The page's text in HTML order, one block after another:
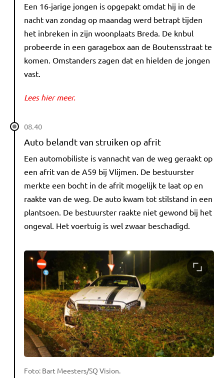
Een 16-jarige jongen is opgepakt omdat hij in de
nacht van zondag op maandag werd betrapt tijden
het inbreken in zijn woonplaats Breda. De knbul
probeerde in een garagebox aan de Boutensstraat te
komen. Omstanders zagen dat en hielden de jongen
vast.
Lees hier meer.
08.40
Auto belandt van struiken op afrit
Een automobiliste is vannacht van de weg geraakt op
een afrit van de A59 bij Vlijmen. De bestuurster
merkte een bocht in de afrit mogelijk te laat op en
raakte van de weg. De auto kwam tot stilstand in een
plantsoen. De bestuurster raakte niet gewond bij het
ongeval. Het voertuig is wel zwaar beschadigd.
Foto: Bart Meesters/SQ Vision.